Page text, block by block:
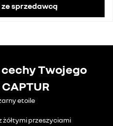
sprzedawcą
Twojego
etoile
przeszyciami